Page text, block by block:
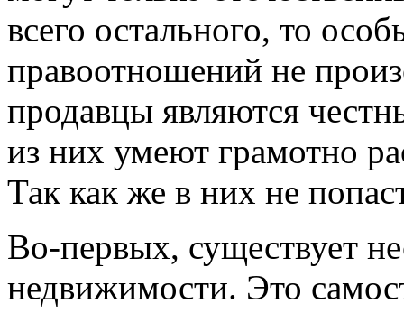
всего остального, то
правоотношений не
продавцы являются
из них умеют грамотно
Так как же в них не
Во-первых, существует
недвижимости. Это